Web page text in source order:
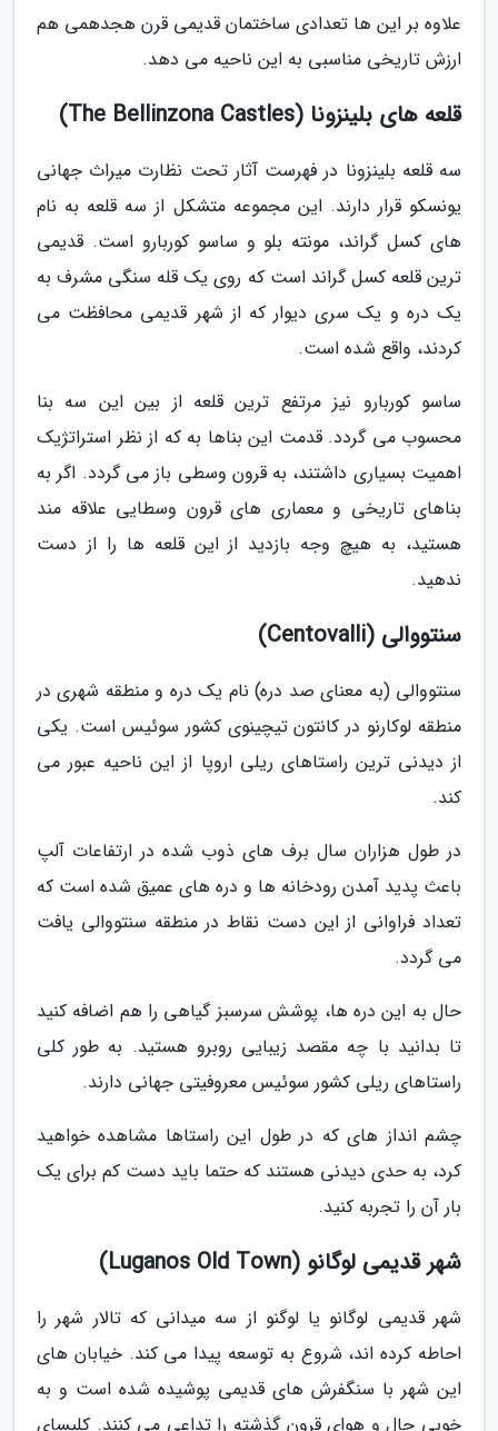
علاوه بر این ها تعدادی ساختمان قدیمی قرن هجدهمی هم
ارزش تاریخی مناسبی به این ناحیه می دهد.
قلعه های بلینزونا (The Bellinzona Castles)
سه قلعه بلینزونا در فهرست آثار تحت نظارت میراث جهانی
یونسکو قرار دارند. این مجموعه متشکل از سه قلعه به نام
های کسل گراند، مونته بلو و ساسو کوربارو است. قدیمی
ترین قلعه کسل گراند است که روی یک قله سنگی مشرف به
یک دره و یک سری دیوار که از شهر قدیمی محافظت می
کردند، واقع شده است.
ساسو کوربارو نیز مرتفع ترین قلعه از بین این سه بنا
محسوب می گردد. قدمت این بناها به که از نظر استراتژیک
اهمیت بسیاری داشتند، به قرون وسطی باز می گردد. اگر به
بناهای تاریخی و معماری های قرون وسطایی علاقه مند
هستید، به هیچ وجه بازدید از این قلعه ها را از دست
ندهید.
سنتووالی (Centovalli)
سنتووالی (به معنای صد دره) نام یک دره و منطقه شهری در
منطقه لوکارنو در کانتون تیچینوی کشور سوئیس است. یکی
از دیدنی ترین راستاهای ریلی اروپا از این ناحیه عبور می
کند.
در طول هزاران سال برف های ذوب شده در ارتفاعات آلپ
باعث پدید آمدن رودخانه ها و دره های عمیق شده است که
تعداد فراوانی از این دست نقاط در منطقه سنتووالی یافت
می گردد.
حال به این دره ها، پوشش سرسبز گیاهی را هم اضافه کنید
تا بدانید با چه مقصد زیبایی روبرو هستید. به طور کلی
راستاهای ریلی کشور سوئیس معروفیتی جهانی دارند.
چشم انداز های که در طول این راستاها مشاهده خواهید
کرد، به حدی دیدنی هستند که حتما باید دست کم برای یک
بار آن را تجربه کنید.
شهر قدیمی لوگانو (Luganos Old Town)
شهر قدیمی لوگانو یا لوگنو از سه میدانی که تالار شهر را
احاطه کرده اند، شروع به توسعه پیدا می کند. خیابان های
این شهر با سنگفرش های قدیمی پوشیده شده است و به
خوبی حال و هوای قرون گذشته را تداعی می کنند. کلیسای